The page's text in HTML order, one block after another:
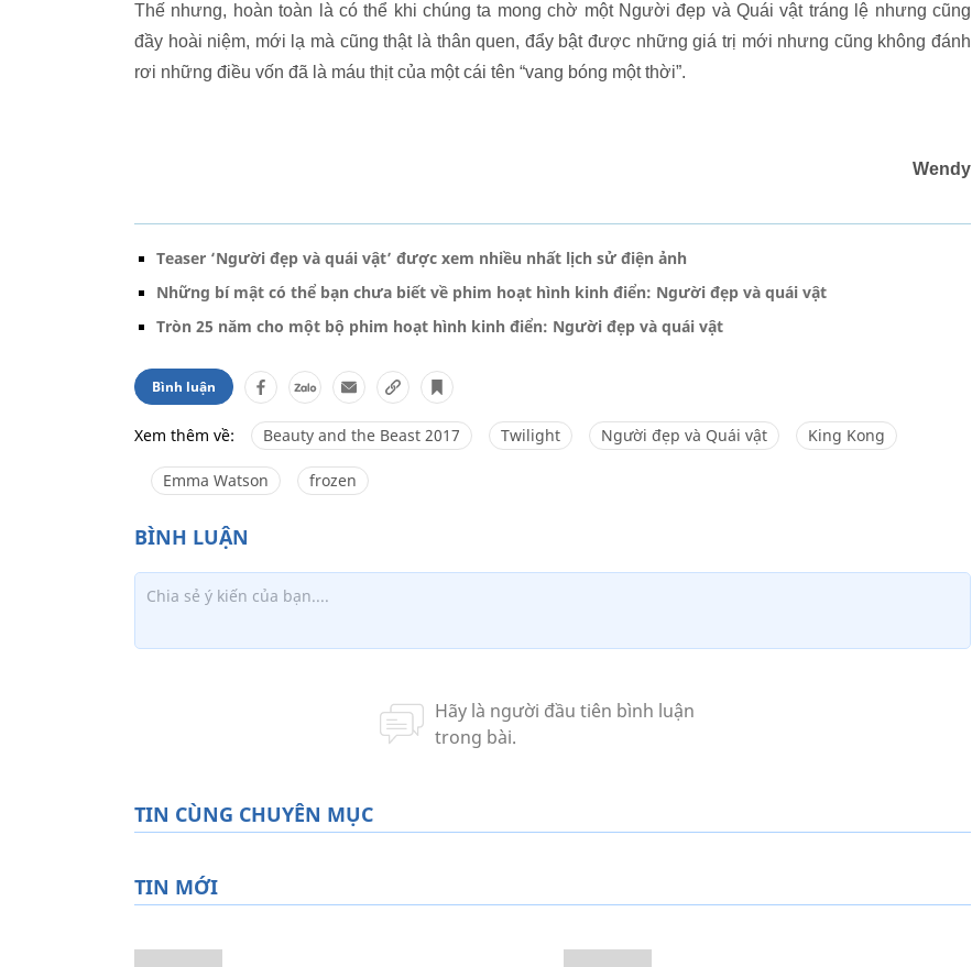
Thế nhưng, hoàn toàn là có thể khi chúng ta mong chờ một Người đẹp và Quái vật tráng lệ nhưng cũng
đầy hoài niệm, mới lạ mà cũng thật là thân quen, đẩy bật được những giá trị mới nhưng cũng không đánh
rơi những điều vốn đã là máu thịt của một cái tên “vang bóng một thời”.
Wendy
Teaser ‘Người đẹp và quái vật’ được xem nhiều nhất lịch sử điện ảnh
Những bí mật có thể bạn chưa biết về phim hoạt hình kinh điển: Người đẹp và quái vật
Tròn 25 năm cho một bộ phim hoạt hình kinh điển: Người đẹp và quái vật
Bình luận
Xem thêm về: Beauty and the Beast 2017 Twilight Người đẹp và Quái vật King Kong
Emma Watson frozen
TIN CÙNG CHUYÊN MỤC
TIN MỚI